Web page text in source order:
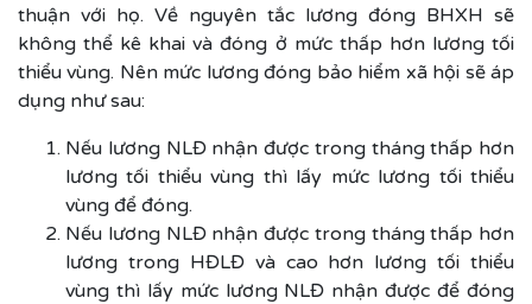
thuận với họ. Về nguyên tắc lương đóng BHXH sẽ
không thể kê khai và đóng ở mức thấp hơn lương tối
thiểu vùng. Nên mức lương đóng bảo hiểm xã hội sẽ áp
dụng như sau:
Nếu lương NLĐ nhận được trong tháng thấp hơn
lương tối thiểu vùng thì lấy mức lương tối thiểu
vùng để đóng.
Nếu lương NLĐ nhận được trong tháng thấp hơn
lương trong HĐLĐ và cao hơn lương tối thiểu
vùng thì lấy mức lương NLĐ nhận được để đóng